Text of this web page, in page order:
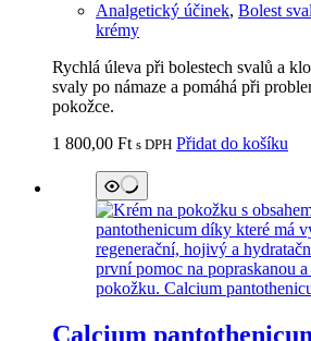
Analgetický účinek, Bolest
krémy
Rychlá úleva při bolestech svalů a
svaly po námaze a pomáhá při
pokožce.
1 800,00 Ft s DPH Přidat do košíku
Calcium